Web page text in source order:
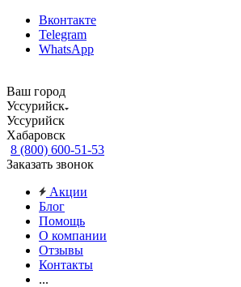
Вконтакте
Telegram
WhatsApp
Ваш город
Уссурийск
Уссурийск
Хабаровск
8 (800) 600-51-53
Заказать звонок
Акции
Блог
Помощь
О компании
Отзывы
Контакты
...